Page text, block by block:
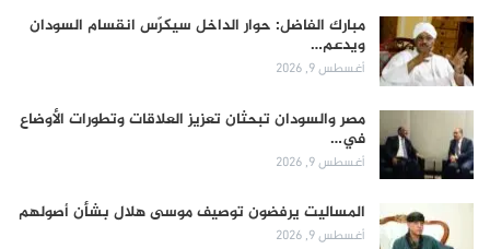
مبارك الفاضل: حوار الداخل سيكرّس انقسام السودان
ويدعم…
أغسطس 9, 2026
مصر والسودان تبحثان تعزيز العلاقات وتطورات الأوضاع
في…
أغسطس 9, 2026
المساليت يرفضون توصيف موسى هلال بشأن أصولهم
أغسطس 9, 2026